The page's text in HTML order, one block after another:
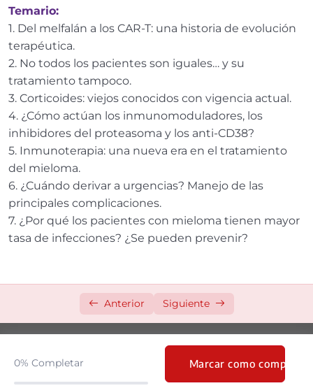
Temario:
1. Del melfalán a los CAR-T: una historia de evolución
terapéutica.
2. No todos los pacientes son iguales… y su
tratamiento tampoco.
3. Corticoides: viejos conocidos con vigencia actual.
4. ¿Cómo actúan los inmunomoduladores, los
inhibidores del proteasoma y los anti-CD38?
5. Inmunoterapia: una nueva era en el tratamiento
del mieloma.
6. ¿Cuándo derivar a urgencias? Manejo de las
principales complicaciones.
7. ¿Por qué los pacientes con mieloma tienen mayor
tasa de infecciones? ¿Se pueden prevenir?
Anterior Siguiente
0% Completar Marcar como completo